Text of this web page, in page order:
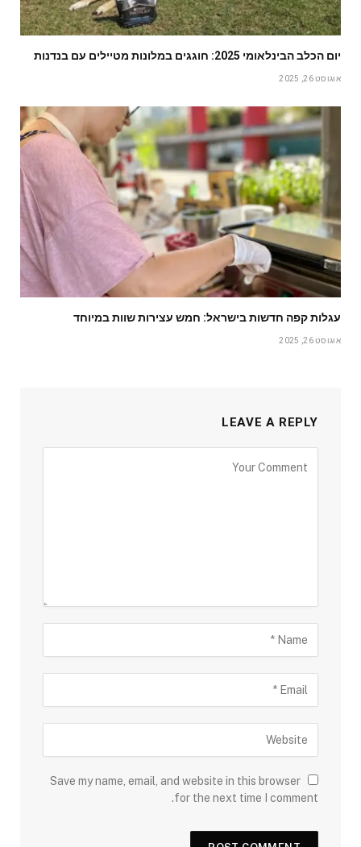
יום הכלב הבינלאומי 2025: חוגגים במלונות מטיילים עם בנדנות
אוגוסט 26, 2025
עגלות קפה חדשות בישראל: חמש עצירות שוות במיוחד
אוגוסט 26, 2025
LEAVE A REPLY
Save my name, email, and website in this browser
for the next time I comment.